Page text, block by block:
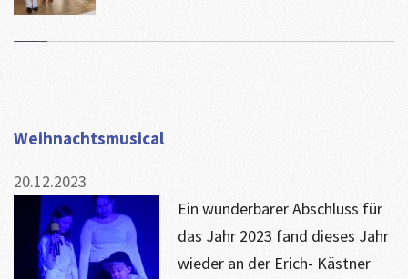
Weihnachtsmusical
20.12.2023
Ein wunderbarer Abschluss für
das Jahr 2023 fand dieses Jahr
wieder an der Erich- Kästner